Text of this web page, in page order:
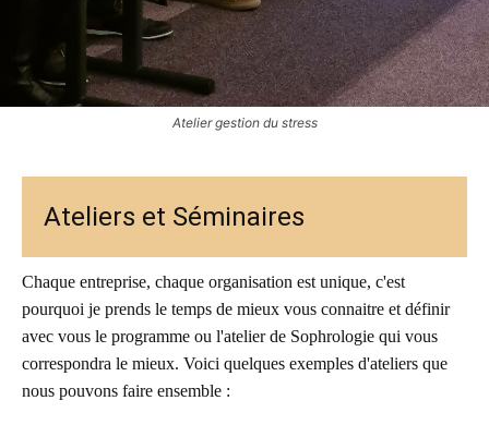
Atelier gestion du stress
Ateliers et Séminaires
Chaque entreprise, chaque organisation est unique, c'est
pourquoi je prends le temps de mieux vous connaitre et définir
avec vous le programme ou l'atelier de Sophrologie qui vous
correspondra le mieux. Voici quelques exemples d'ateliers que
nous pouvons faire ensemble :